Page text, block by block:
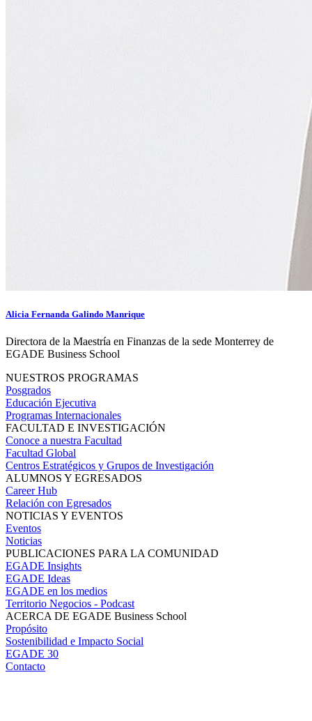
Alicia Fernanda Galindo Manrique
Directora de la Maestría en Finanzas de la sede Monterrey de
EGADE Business School
NUESTROS PROGRAMAS
Posgrados
Educación Ejecutiva
Programas Internacionales
FACULTAD E INVESTIGACIÓN
Conoce a nuestra Facultad
Facultad Global
Centros Estratégicos y Grupos de Investigación
ALUMNOS Y EGRESADOS
Career Hub
Relación con Egresados
NOTICIAS Y EVENTOS
Eventos
Noticias
PUBLICACIONES PARA LA COMUNIDAD
EGADE Insights
EGADE Ideas
EGADE en los medios
Territorio Negocios - Podcast
ACERCA DE EGADE Business School
Propósito
Sostenibilidad e Impacto Social
EGADE 30
Contacto